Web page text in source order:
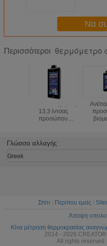
Να
Περισσότεροι θερμόμετρο
13,3 ίντσας
προσώπου
θερμομέτρων
Γλώσσα αλλαγής
Greek
Σπίτι Περίπου εμείς
Άποψη
Κίνα μέτρηση θερμοκρασίας
2014 - 2026
All rights